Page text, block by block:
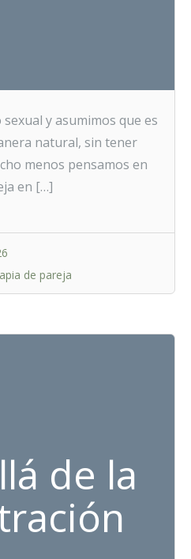
y asumimos que es
natural, sin tener
menos pensamos en
en […]
de pareja
de la